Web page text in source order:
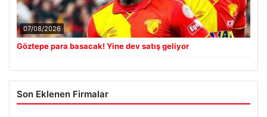
07/08/2026
Göztepe para basacak! Yine dev satış geliyor
Son Eklenen Firmalar